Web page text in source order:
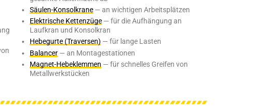
Säulen-Konsolkrane — an wichtigen Arbeitsplätzen
Elektrische Kettenzüge — für die Aufhängung an
Laufkran und Konsolkran
Hebegurte (Traversen) — für lange Lasten
Balancer — an Montagestationen
Magnet-Hebeklemmen — für schnelles Greifen von
Metallwerkstücken